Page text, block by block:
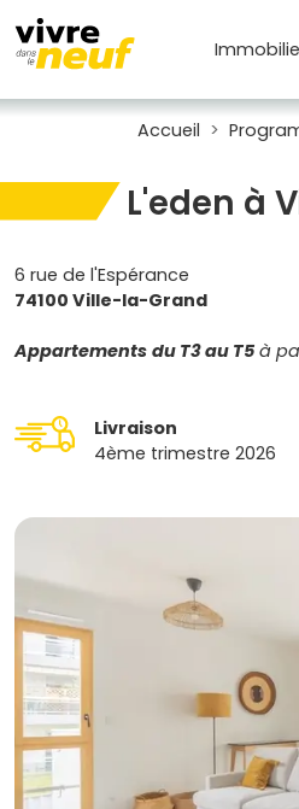
Accueil
L'eden à
6 rue de l'Espérance
74100 Ville-la-Grand
Appartements du T3 au T5 à
Livraison
4ème trimestre 2026